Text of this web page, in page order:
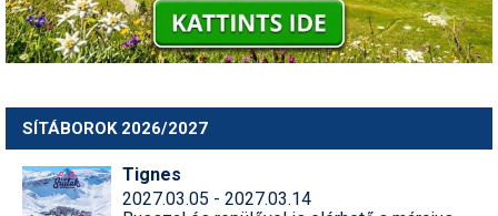
SÍTÁBOROK 2026/2027
Tignes
2027.03.05 - 2027.03.14